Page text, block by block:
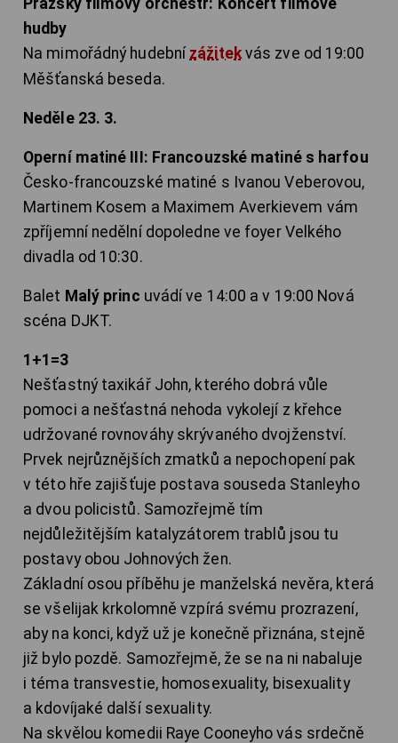
hudby
Na mimořádný hudební zážitekvás zve od 19:00
Měšťanská beseda.
Neděle 23. 3.
Operní matiné III: Francouzské matiné s harfou
Česko-francouzské matiné s Ivanou Veberovou,
Martinem Kosem a Maximem Averkievem vám
zpříjemní nedělní dopoledne ve foyer Velkého
divadla od 10:30.
Balet Malý princ uvádí ve 14:00 a v 19:00 Nová
scéna DJKT.
1+1=3
Nešťastný taxikář John, kterého dobrá vůle
pomoci a nešťastná nehoda vykolejí z křehce
udržované rovnováhy skrývaného dvojženství.
Prvek nejrůznějších zmatků a nepochopení pak
v této hře zajišťuje postava souseda Stanleyho
a dvou policistů. Samozřejmě tím
nejdůležitějším katalyzátorem trablů jsou tu
postavy obou Johnových žen.
Základní osou příběhu je manželská nevěra, která
se všelijak krkolomně vzpírá svému prozrazení,
aby na konci, když už je konečně přiznána, stejně
již bylo pozdě. Samozřejmě, že se na ni nabaluje
i téma transvestie, homosexuality, bisexuality
a kdovíjaké další sexuality.
Na skvělou komedii Raye Cooneyho vás srdečně